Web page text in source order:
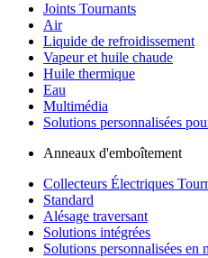
Joints Tournants
Air
Liquide de refroidissement
Vapeur et huile chaude
Huile thermique
Eau
Multimédia
Solutions personnalisées
Anneaux d'emboîtement
Collecteurs Électriques
Standard
Alésage traversant
Solutions intégrées
Solutions personnalisées en